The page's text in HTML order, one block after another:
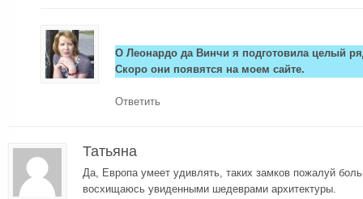
О Леонардо да Винчи я подготовила целый
Скоро они появятся на моем сайте.
Ответить
Татьяна
Да, Европа умеет удивлять, таких замков пожалуй
восхищаюсь увиденными шедеврами архитектуры.